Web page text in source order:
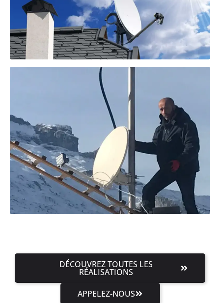
DÉCOUVREZ TOUTES LES
RÉALISATIONS
APPELEZ-NOUS